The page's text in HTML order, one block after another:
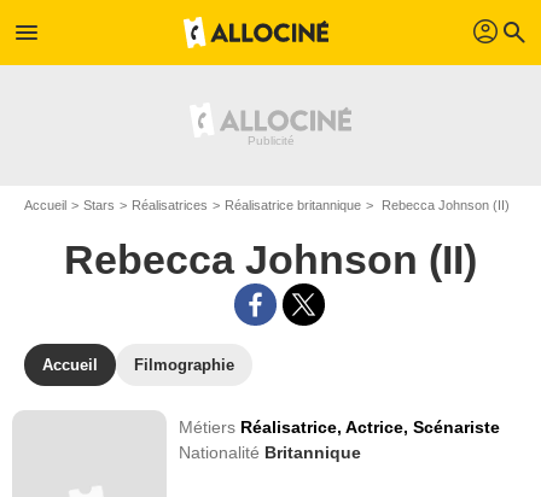
menu profil search
Accueil Stars Réalisatrices Réalisatrice britannique Rebecca Johnson (II)
Rebecca Johnson (II)
Accueil Filmographie
Métiers Réalisatrice,Actrice,Scénariste
Nationalité Britannique